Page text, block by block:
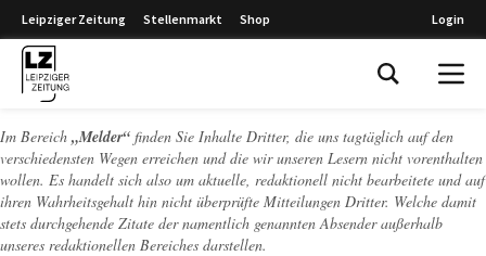
Leipziger Zeitung Stellenmarkt Shop Login
Im Bereich „Melder“ finden Sie Inhalte Dritter, die uns tagtäglich auf den
verschiedensten Wegen erreichen und die wir unseren Lesern nicht vorenthalten
wollen. Es handelt sich also um aktuelle, redaktionell nicht bearbeitete und auf
ihren Wahrheitsgehalt hin nicht überprüfte Mitteilungen Dritter. Welche damit
stets durchgehende Zitate der namentlich genannten Absender außerhalb
unseres redaktionellen Bereiches darstellen.